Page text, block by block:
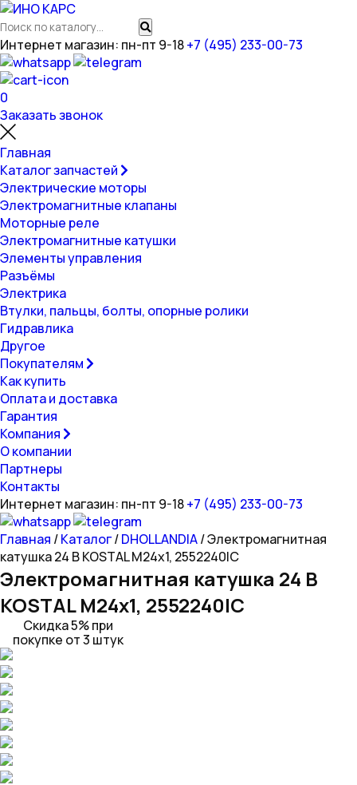
Интернет магазин: пн-пт 9-18+7 (495) 233-00-73
0
Заказать звонок
Главная
Каталог запчастей
Электрические моторы
Электромагнитные клапаны
Моторные реле
Электромагнитные катушки
Элементы управления
Разъёмы
Электрика
Втулки, пальцы, болты, опорные ролики
Гидравлика
Другое
Покупателям
Как купить
Оплата и доставка
Гарантия
Компания
О компании
Партнеры
Контакты
Интернет магазин: пн-пт 9-18+7 (495) 233-00-73
Главная /Каталог/DHOLLANDIA/ Электромагнитная
катушка 24 В KOSTAL M24х1, 2552240IC
Электромагнитная катушка 24 В
KOSTAL M24х1, 2552240IC
Скидка 5% при
покупке от 3 штук